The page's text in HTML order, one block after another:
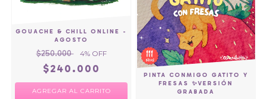
GOUACHE & CHILL ONLINE -
AGOSTO
$250.000 4% OFF
$240.000
AGREGAR AL CARRITO
PINTA CONMIGO GATITO Y
FRESAS ✨VERSIÓN
GRABADA